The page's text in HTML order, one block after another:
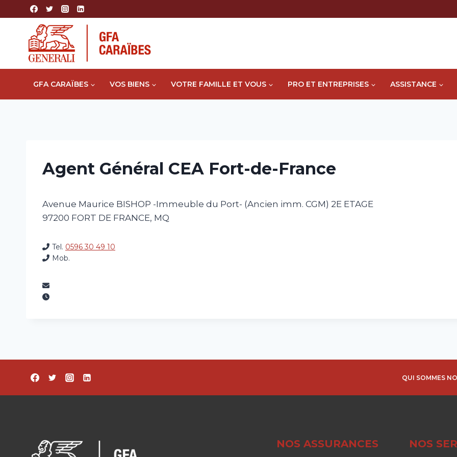
au
contenu
GFA CARAÏBES VOS BIENS VOTRE FAMILLE ET VOUS PRO ET ENTREPRISES ASSISTANCE
Agent Général CEA Fort-de-France
Avenue Maurice BISHOP -Immeuble du Port- (Ancien imm. CGM) 2E ETAGE
97200 FORT DE FRANCE, MQ
Tel. 0596 30 49 10
Mob.
QUI SOMMES
NOS ASSURANCES NOS